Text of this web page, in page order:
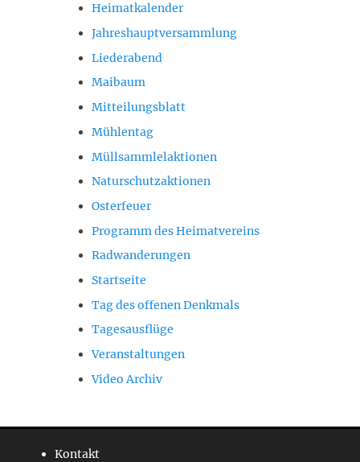
Heimatkalender
Jahreshauptversammlung
Liederabend
Maibaum
Mitteilungsblatt
Mühlentag
Müllsammlelaktionen
Naturschutzaktionen
Osterfeuer
Programm des Heimatvereins
Radwanderungen
Startseite
Tag des offenen Denkmals
Tagesausflüge
Veranstaltungen
Video Archiv
Kontakt